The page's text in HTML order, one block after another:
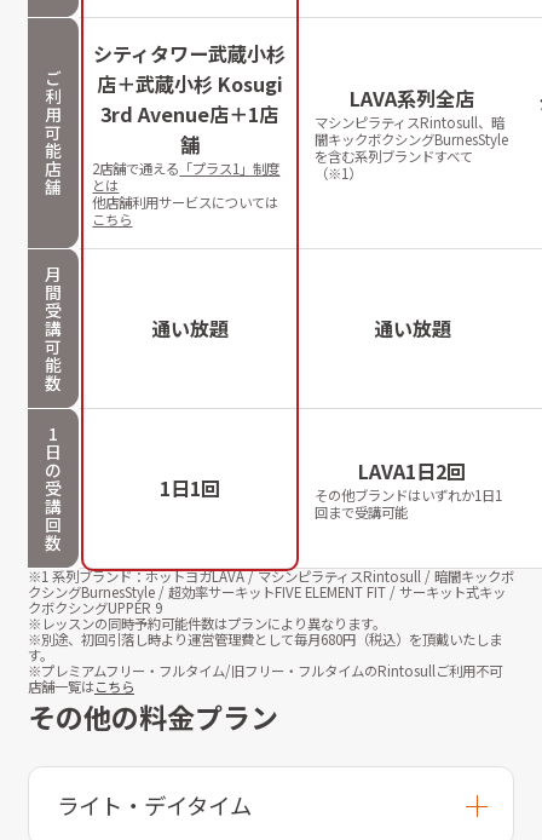
ご
利
用
可
能
店
舗
シティタワー武蔵小杉
店＋武蔵小杉 Kosugi
3rd Avenue店＋1店
舗
2店舗で通える 「プラス1」制度
とは
他店舗利用サービスについては
こちら
LAVA系列全店
マシンピラティスRintosull、暗
闇キックボクシングBurnesStyle
を含む系列ブランドすべて
（※1）
月
間
受
講
可
能
数
通い放題 通い放題
1
日
の
受
講
回
数
1日1回
LAVA1日2回
その他ブランドはいずれか1日1
回まで受講可能
※1 系列ブランド：ホットヨガLAVA / マシンピラティスRintosull / 暗闇キックボ
クシングBurnesStyle / 超効率サーキットFIVE ELEMENT FIT / サーキット式キッ
クボクシングUPPER 9
※レッスンの同時予約可能件数はプランにより異なります。
※別途、初回引落し時より運営管理費として毎月680円（税込）を頂戴いたしま
す。
※プレミアムフリー・フルタイム/旧フリー・フルタイムのRintosullご利用不可
店舗一覧はこちら
その他の料金プラン
ライト・デイタイム